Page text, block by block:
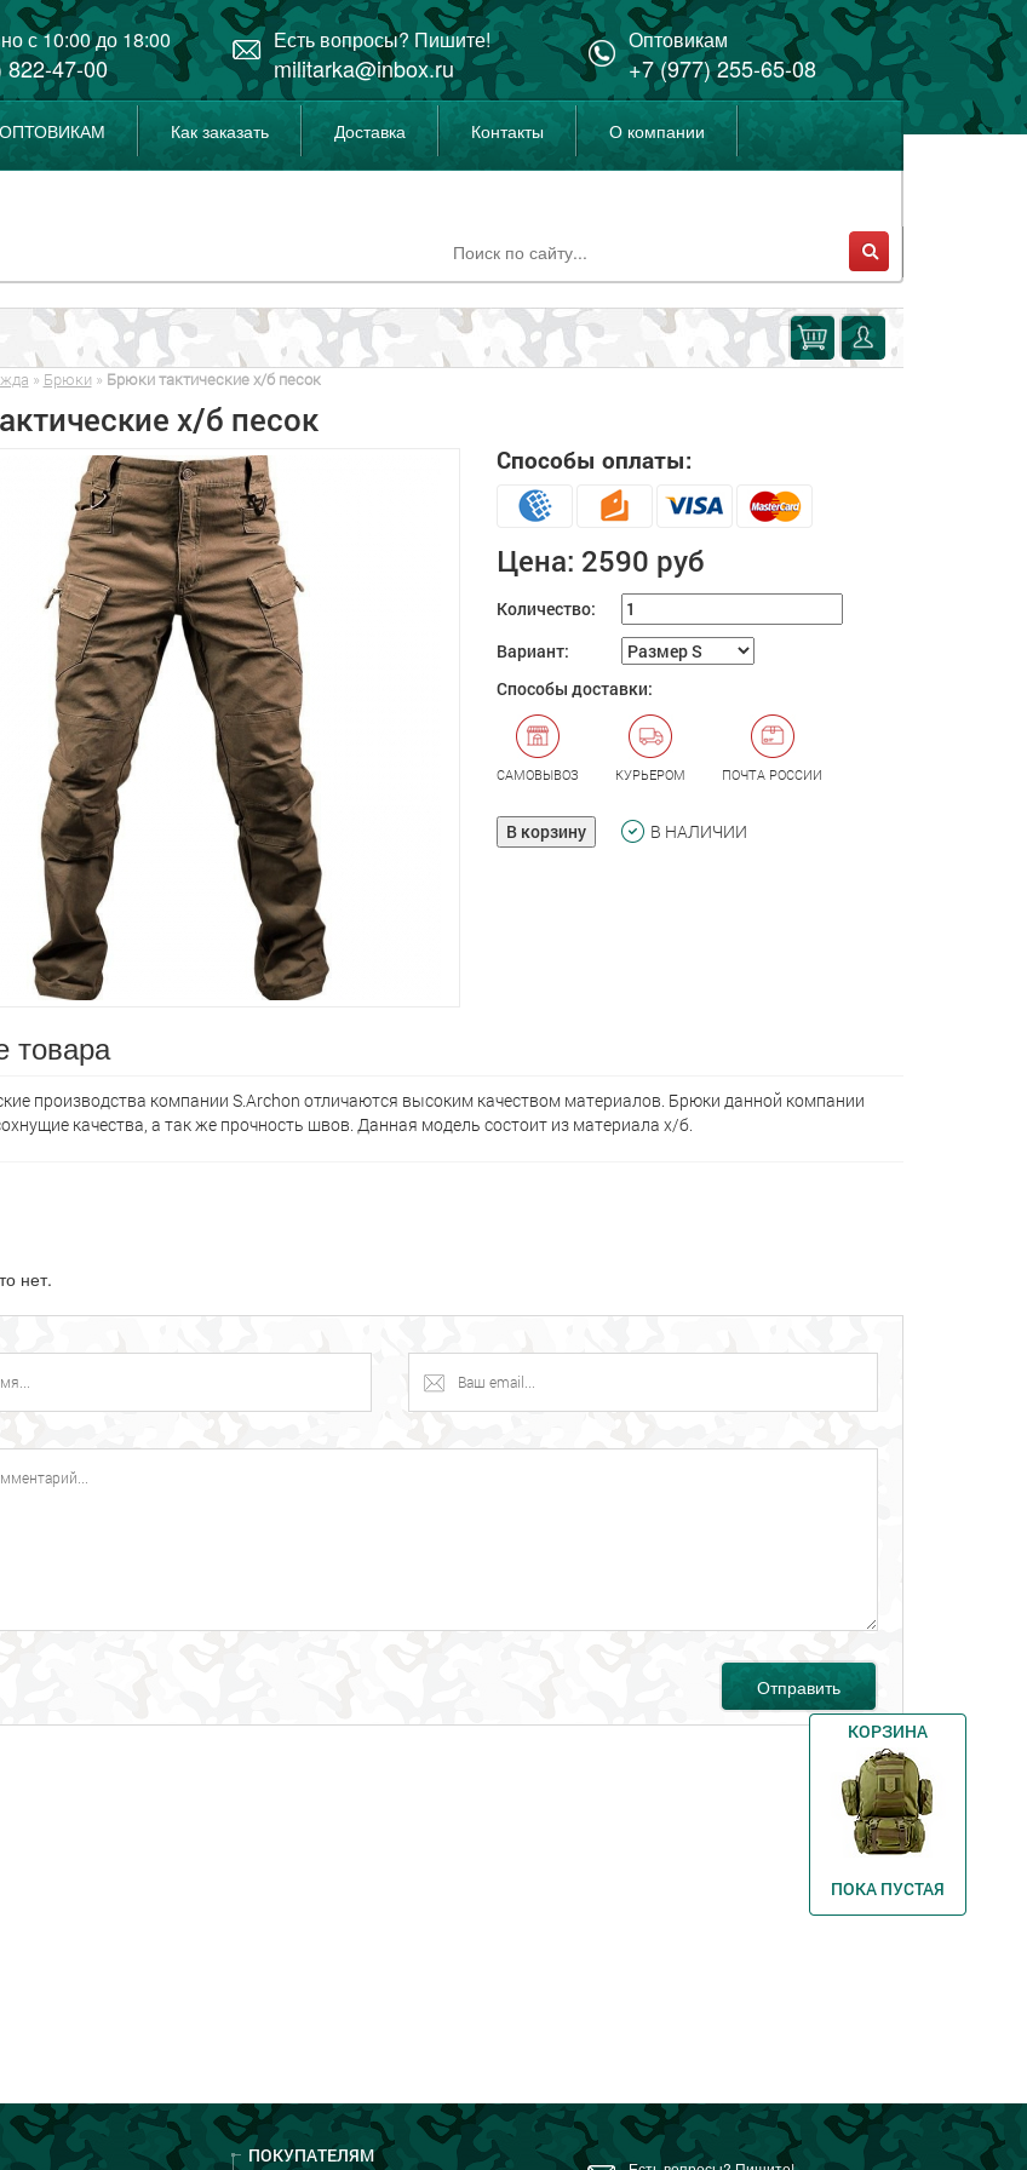
с 10:00 до 18:00
822-47-00
Есть вопросы? Пишите!
militarka@inbox.ru
Оптовикам
+7 (977) 255-65-08
ОПТОВИКАМ Как заказать Доставка Контакты О компании
» Брюки » Брюки тактические х/б песок
х/б песок
Способы оплаты:
Цена: 2590 руб
Количество:
Вариант:
Способы доставки:
САМОВЫВОЗ КУРЬЕРОМ ПОЧТА РОССИИ
В корзину В НАЛИЧИИ
товара
производства компании S.Archon отличаются высоким качеством материалов. Брюки данной компании
качества, а так же прочность швов. Данная модель состоит из материала х/б.
нет.
Отправить
ПОКУПАТЕЛЯМ
КОРЗИНА
ПОКА ПУСТАЯ